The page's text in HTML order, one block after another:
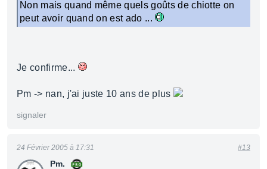
Non mais quand même quels goûts de chiotte on
peut avoir quand on est ado ...
Je confirme...
Pm -> nan, j'ai juste 10 ans de plus
signaler
Pm.
24 Février 2005 à 17:31 #13